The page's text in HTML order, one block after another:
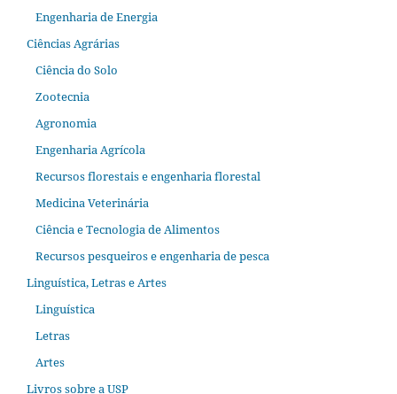
Engenharia de Energia
Ciências Agrárias
Ciência do Solo
Zootecnia
Agronomia
Engenharia Agrícola
Recursos florestais e engenharia florestal
Medicina Veterinária
Ciência e Tecnologia de Alimentos
Recursos pesqueiros e engenharia de pesca
Linguística, Letras e Artes
Linguística
Letras
Artes
Livros sobre a USP